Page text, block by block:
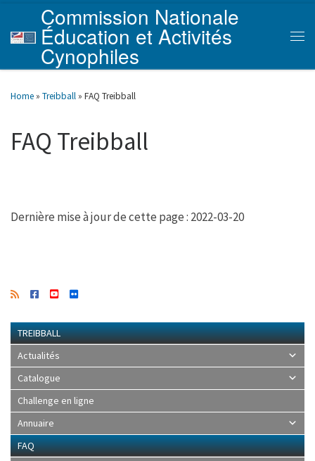
Skip to content
Commission Nationale
Éducation et Activités
Cynophiles
Home » Treibball » FAQ Treibball
FAQ Treibball
Dernière mise à jour de cette page : 2022-03-20
TREIBBALL
Actualités
Catalogue
Challenge en ligne
Annuaire
FAQ